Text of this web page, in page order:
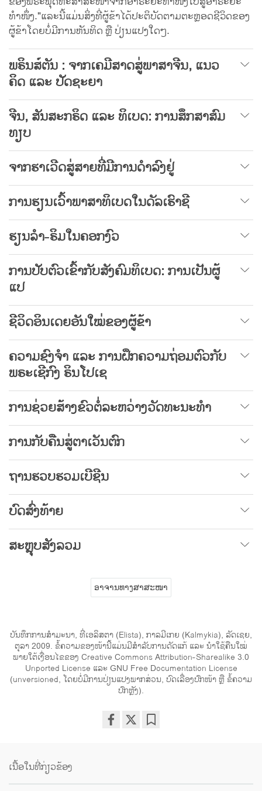
ທໍາໜຶ່ງ."ແລະນີ້ແມ່ນສິ່ງທີ່ຜູ້ຂ້າໄດ້ປະຕິບັດຕາມຕະຫຼອດຊີວິດຂອງ
ຜູ້ຂ້າໂດຍບໍ່ມີການຫັນທິດ ຫຼື ປ່ຽນແປງໃດໆ.
ພຣິນສ໌ຕັນ : ຈາກເຄມີສາດສູ່ພາສາຈີນ, ແນວ
ຄິດ ແລະ ປັດຊະຍາ
ຈີນ, ສັນສະກຣິດ ແລະ ທິເບດ: ການສຶກສາສົມ
ທຽບ
ຈາກຮາເວີດສູ່ສາຍທີ່ມີການດຳລົງຢູ່
ການຮຽນເວົ້າພາສາທິເບດໃນດັລເຮົາຊີ
ຮຽນລຳ-ຣິມໃນຄອກງົວ
ການປັບຕົວເຂົ້າກັບສັງຄົມທິເບດ: ການເປັນຜູ້
ແປ
ຊີວິດອິນເດຍອັນໃໝ່ຂອງຜູ້ຂ້າ
ຄວາມຊົງຈຳ ແລະ ການຝຶກຄວາມຖ່ອມຕົວກັບ
ພຣະເຊີກົງ ຣິນໂປເຊ
ການຊ່ວຍສ້າງຂົວຕໍ່ລະຫວ່າງວັດທະນະທຳ
ການກັບຄືນສູ່ຕາເວັນຕົກ
ຖານຮວບຮວມເບີຊີນ
ບົດສົ່ງທ້າຍ
ສະຫຼຸບສັງລວມ
ອາຈານທາງສາສະໜາ
ບັນທຶກການສໍາມະນາ, ທີ່ເອລິສຕາ (Elista), ກາລມີເກຍ (Kalmykia), ລັດເຊຍ,
ຕຸລາ 2009. ຂໍ້ຄວາມຂອງໜ້ານີ້ແມ່ນມີສໍາລັບການດັດແກ້ ແລະ ນໍາໃຊ້ຄືນໃໝ່
ພາຍໃຕ້ເງື່ອນໄຂຂອງ Creative Commons Attribution-Sharealike 3.0
Unported License ແລະ GNU Free Documentation License
(unversioned, ໂດຍບໍ່ມີການປ່ຽນແປງພາກສ່ວນ, ບົດເລື່ອງປົກໜ້າ ຫຼື ຂໍ້ຄວາມ
ປົກຫຼັງ).
ເນື້ອໃນທີ່ກ່ຽວຂ້ອງ